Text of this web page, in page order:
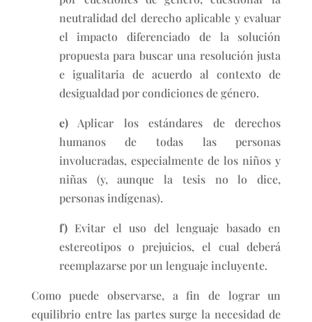
neutralidad del derecho aplicable y evaluar
el impacto diferenciado de la solución
propuesta para buscar una resolución justa
e igualitaria de acuerdo al contexto de
desigualdad por condiciones de género.
e)Aplicar los estándares de derechos
humanos de todas las personas
involucradas, especialmente de los niños y
niñas (y, aunque la tesis no lo dice,
personas indígenas).
f)Evitar el uso del lenguaje basado en
estereotipos o prejuicios, el cual deberá
reemplazarse por un lenguaje incluyente.
Como puede observarse, a fin de lograr un
equilibrio entre las partes surge la necesidad de